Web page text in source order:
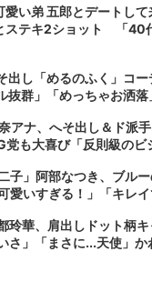
愛い弟 五郎とデートし
ステキ2ショット 「40
出し「めるのふく」コ
群」「めっちゃお洒落
アナ、へそ出し＆ド派
も大喜び「反則級のビ
子」阿部なつき、ブル
いすぎる！」「キレイ
玲華、肩出しドット柄
さ」「まさに...天使」